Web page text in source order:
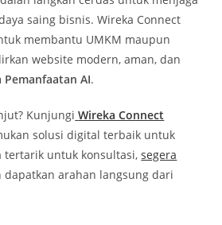
saing bisnis. Wireka Connect
membantu UMKM maupun
website modern, aman, dan
Pemanfaatan AI.
Kunjungi Wireka Connect
solusi digital terbaik untuk
tertarik untuk konsultasi,segera
dapatkan arahan langsung dari